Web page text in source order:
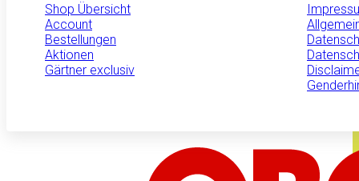
Shop Übersicht
Account
Bestellungen
Aktionen
Gärtner exclusiv